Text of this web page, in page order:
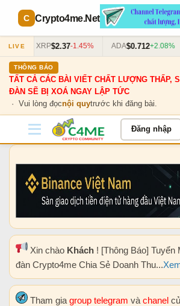
Crypto4me.Net
LIVE XRP$2.37-1.45% ADA$0.712+2.08%
THÔNG BÁO
TẤT CẢ CÁC BÀI VIẾT CHẤT LƯỢNG THẤP,
ĐÀN SẼ BỊ XOÁ NGAY LẬP TỨC
· Vui lòng đọcnội quytrước khi đăng bài.
Đăng nhập
Xin chào Khách ! [Thông Báo] Tuyển
đàn Crypto4me Chia Sẻ Doanh Thu...
Tham gia group telegram và chanel